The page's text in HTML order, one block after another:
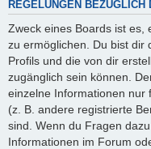
REGELUNGEN BEZÜGLICH
Zweck eines Boards ist es,
zu ermöglichen. Du bist dir
Profils und die von dir
zugänglich sein können.
einzelne Informationen nur
(z. B. andere registrierte
sind. Wenn du Fragen
Informationen im Forum